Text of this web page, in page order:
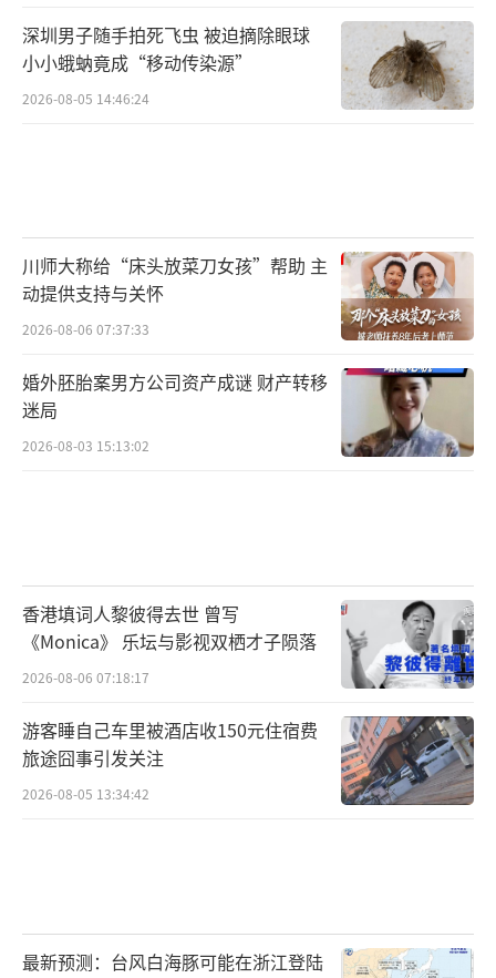
深圳男子随手拍死飞虫 被迫摘除眼球
小小蛾蚋竟成“移动传染源”
2026-08-05 14:46:24
川师大称给“床头放菜刀女孩”帮助 主
动提供支持与关怀
2026-08-06 07:37:33
婚外胚胎案男方公司资产成谜 财产转移
迷局
2026-08-03 15:13:02
香港填词人黎彼得去世 曾写
《Monica》 乐坛与影视双栖才子陨落
2026-08-06 07:18:17
游客睡自己车里被酒店收150元住宿费
旅途囧事引发关注
2026-08-05 13:34:42
最新预测：台风白海豚可能在浙江登陆